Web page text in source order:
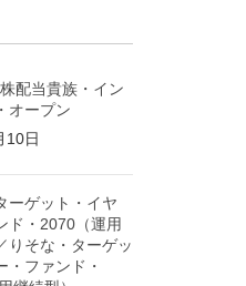
配当貴族・イン
オープン
10日
ーゲット・イヤ
ド・2070（運用
りそな・ターゲッ
・ファンド・